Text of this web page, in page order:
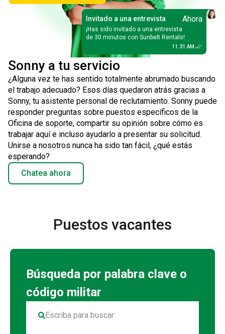
Invitado a una entrevista Ahora
¡Has sido invitado a una entrevista
de 30 minutos con Sunbelt Rentals!
11:31 AM
Sonny a tu servicio
¿Alguna vez te has sentido totalmente abrumado buscando
el trabajo adecuado? Esos días quedaron atrás gracias a
Sonny, tu asistente personal de reclutamiento. Sonny puede
responder preguntas sobre puestos específicos de la
Oficina de soporte, compartir su opinión sobre cómo es
trabajar aquí e incluso ayudarlo a presentar su solicitud.
Unirse a nosotros nunca ha sido tan fácil, ¿qué estás
esperando?
Chatea ahora
Puestos vacantes